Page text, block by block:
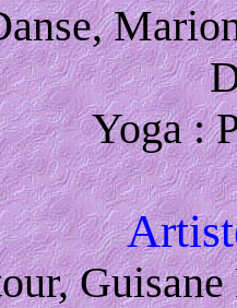
Yoga :
Guisane